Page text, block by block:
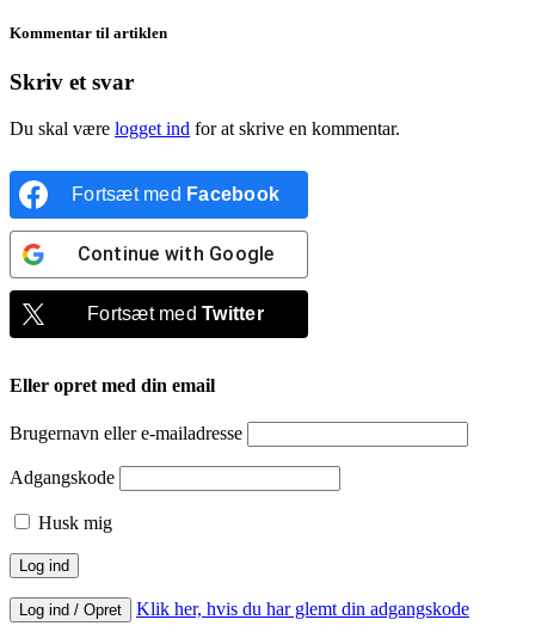
Kommentar til artiklen
Skriv et svar
Du skal være logget ind for at skrive en kommentar.
Fortsæt med Facebook
Continue with Google
Fortsæt medTwitter
Eller opret med din email
Brugernavn eller e-mailadresse
Adgangskode
Husk mig
Log ind / Opret Klik her, hvis du har glemt din adgangskode